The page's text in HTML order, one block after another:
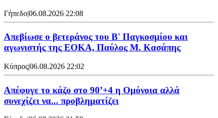
Γήπεδο|06.08.2026 22:08
Απεβίωσε ο βετεράνος του Β' Παγκοσμίου και
αγωνιστής της ΕΟΚΑ, Παύλος Μ. Κασάπης
Κύπρος|06.08.2026 22:02
Απέφυγε το κάζο στο 90’+4 η Ομόνοια αλλά
συνεχίζει να... προβληματίζει